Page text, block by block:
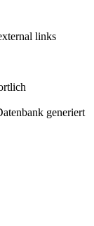
links
generiert